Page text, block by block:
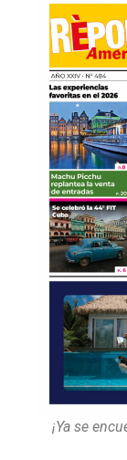
¡Ya se